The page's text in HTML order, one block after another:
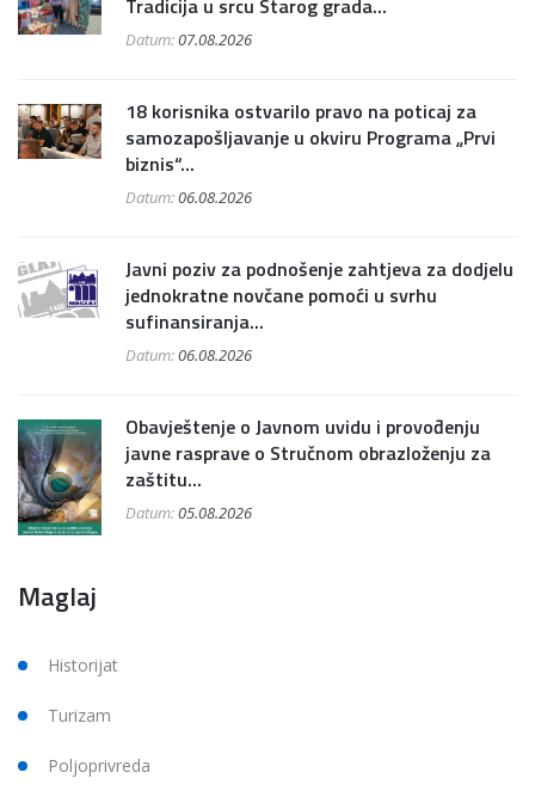
Datum:07.08.2026
18 korisnika ostvarilo pravo na poticaj za
samozapošljavanje u okviru Programa „Prvi
biznis“...
Datum:06.08.2026
Javni poziv za podnošenje zahtjeva za dodjelu
jednokratne novčane pomoći u svrhu
sufinansiranja...
Datum:06.08.2026
Obavještenje o Javnom uvidu i provođenju
javne rasprave o Stručnom obrazloženju za
zaštitu...
Datum:05.08.2026
Maglaj
Historijat
Turizam
Poljoprivreda